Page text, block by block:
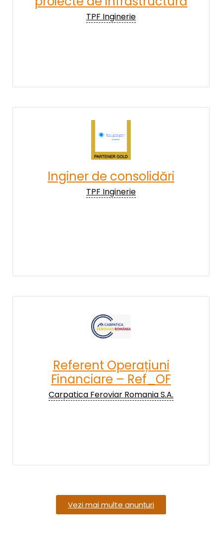
TPF Inginerie
Inginer de consolidări
TPF Inginerie
Referent Operațiuni
Financiare – Ref_OF
Carpatica Feroviar Romania S.A.
Vezi mai multe anunțuri